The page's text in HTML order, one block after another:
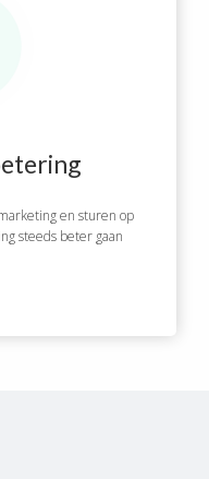
en sturen op
steeds beter gaan